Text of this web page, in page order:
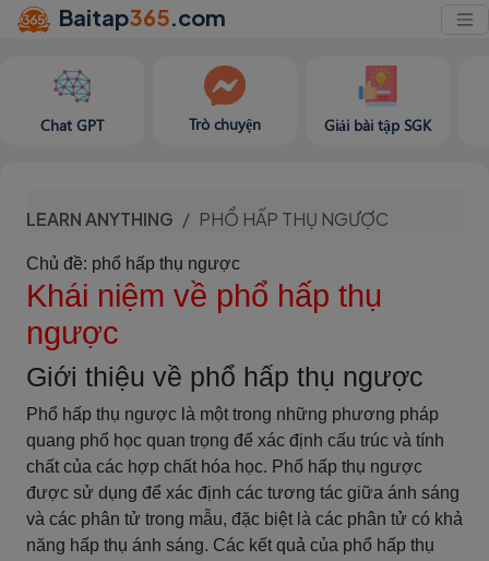
Baitap365.com
Chat GPT Trò chuyện Giải bài tập SGK
LEARN ANYTHING PHỔ HẤP THỤ NGƯỢC
Chủ đề: phổ hấp thụ ngược
Khái niệm về phổ hấp thụ
ngược
Giới thiệu về phổ hấp thụ ngược
Phổ hấp thụ ngược là một trong những phương pháp
quang phổ học quan trọng để xác định cấu trúc và tính
chất của các hợp chất hóa học. Phổ hấp thụ ngược
được sử dụng để xác định các tương tác giữa ánh sáng
và các phân tử trong mẫu, đặc biệt là các phân tử có khả
năng hấp thụ ánh sáng. Các kết quả của phổ hấp thụ